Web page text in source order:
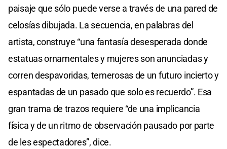
paisaje que sólo puede verse a través de una pared de
celosías dibujada. La secuencia, en palabras del
artista, construye “una fantasía desesperada donde
estatuas ornamentales y mujeres son anunciadas y
corren despavoridas, temerosas de un futuro incierto y
espantadas de un pasado que solo es recuerdo”. Esa
gran trama de trazos requiere “de una implicancia
física y de un ritmo de observación pausado por parte
de les espectadores”, dice.